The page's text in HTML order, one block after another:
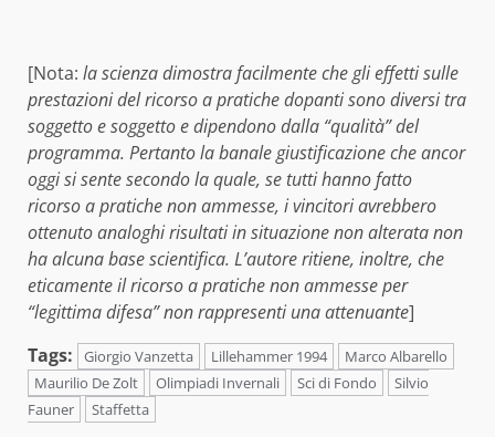
[Nota: la scienza dimostra facilmente che gli effetti sulle
prestazioni del ricorso a pratiche dopanti sono diversi tra
soggetto e soggetto e dipendono dalla “qualità” del
programma. Pertanto la banale giustificazione che ancor
oggi si sente secondo la quale, se tutti hanno fatto
ricorso a pratiche non ammesse, i vincitori avrebbero
ottenuto analoghi risultati in situazione non alterata non
ha alcuna base scientifica. L’autore ritiene, inoltre, che
eticamente il ricorso a pratiche non ammesse per
“legittima difesa” non rappresenti una attenuante]
Tags:
Giorgio Vanzetta Lillehammer 1994
Marco Albarello
Maurilio De Zolt
Olimpiadi Invernali Sci di Fondo
Silvio
Fauner
Staffetta